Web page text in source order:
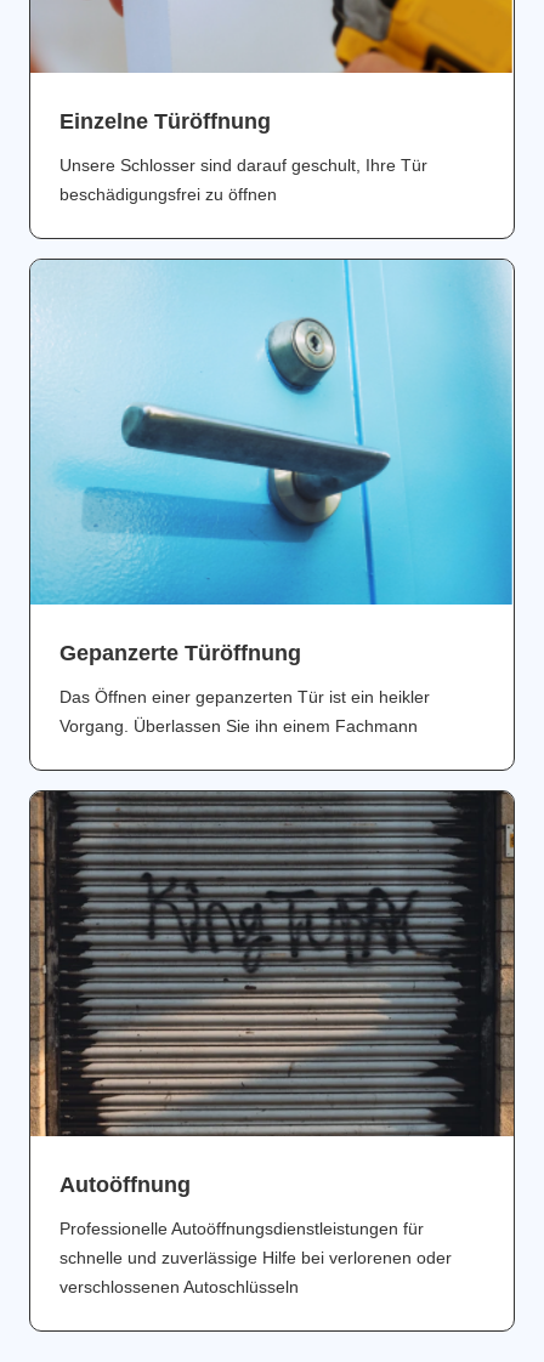
Einzelne Türöffnung
Unsere Schlosser sind darauf geschult, Ihre Tür
beschädigungsfrei zu öffnen
Gepanzerte Türöffnung
Das Öffnen einer gepanzerten Tür ist ein heikler
Vorgang. Überlassen Sie ihn einem Fachmann
Аutoöffnung
Professionelle Autoöffnungsdienstleistungen für
schnelle und zuverlässige Hilfe bei verlorenen oder
verschlossenen Autoschlüsseln